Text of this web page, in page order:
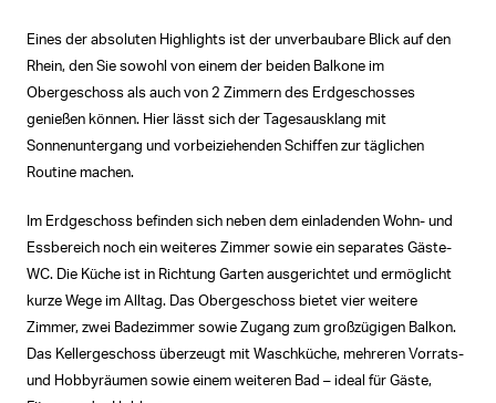
Eines der absoluten Highlights ist der unverbaubare Blick auf den
Rhein, den Sie sowohl von einem der beiden Balkone im
Obergeschoss als auch von 2 Zimmern des Erdgeschosses
genießen können. Hier lässt sich der Tagesausklang mit
Sonnenuntergang und vorbeiziehenden Schiffen zur täglichen
Routine machen.
Im Erdgeschoss befinden sich neben dem einladenden Wohn- und
Essbereich noch ein weiteres Zimmer sowie ein separates Gäste-
WC. Die Küche ist in Richtung Garten ausgerichtet und ermöglicht
kurze Wege im Alltag. Das Obergeschoss bietet vier weitere
Zimmer, zwei Badezimmer sowie Zugang zum großzügigen Balkon.
Das Kellergeschoss überzeugt mit Waschküche, mehreren Vorrats-
und Hobbyräumen sowie einem weiteren Bad – ideal für Gäste,